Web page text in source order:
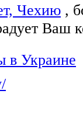
Чехию ,
Ваш
в Украине